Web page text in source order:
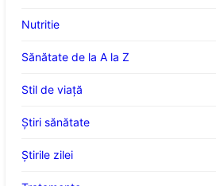
Nutritie
Sănătate de la A la Z
Stil de viaţă
Ştiri sănătate
Știrile zilei